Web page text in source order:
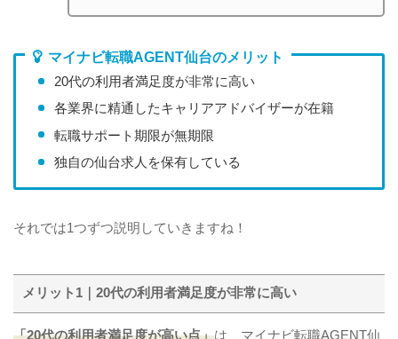
マイナビ転職AGENT仙台のメリット
20代の利用者満足度が非常に高い
各業界に精通したキャリアアドバイザーが在籍
転職サポート期限が無期限
独自の仙台求人を保有している
それでは1つずつ説明していきますね！
メリット1｜20代の利用者満足度が非常に高い
「20代の利用者満足度が高い点」は、マイナビ転職AGENT仙